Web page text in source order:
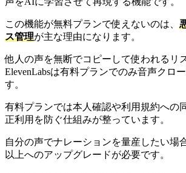
この機能が無料プランで使えないのは、
ス管理が主な理由になります。
他人の声を無断でコピーして使われるリ
ElevenLabsは有料プランでのみ音声クロ
す。
有料プランでは本人確認や利用規約への
正利用を防ぐ仕組みが整っています。
自分の声でナレーションを量産したい場
以上へのアップグレードが必要です。